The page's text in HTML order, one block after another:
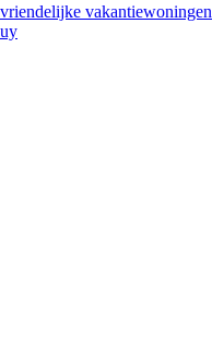
vakantiewoningen